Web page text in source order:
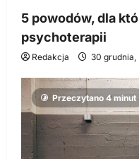
5 powodów, dla
psychoterapii
Redakcja 30 grudnia,
Przeczytano 4 minut